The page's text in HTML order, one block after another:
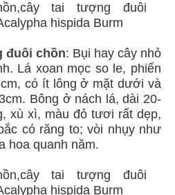
đuôi chồn: Bụi hay cây nhỏ
Lá xoan mọc so le, phiến
có ít lông ở mặt dưới và
Bông ở nách lá, dài 20-
xù xì, màu đỏ tươi rất dẹp,
có răng to; vòi nhụy như
hoa quanh năm.